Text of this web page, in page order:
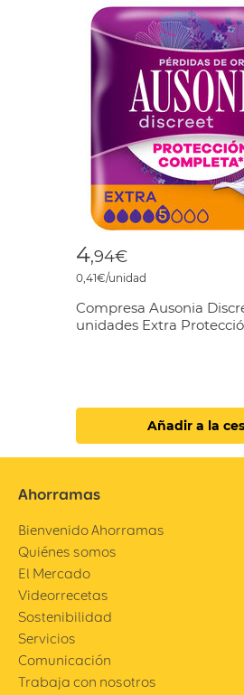
4,94€
0,41€/unidad
Compresa Ausonia
unidades Extra
Añadir a la
Ahorramas
Bienvenido Ahorramas
Quiénes somos
El Mercado
Videorrecetas
Sostenibilidad
Servicios
Comunicación
Trabaja con nosotros